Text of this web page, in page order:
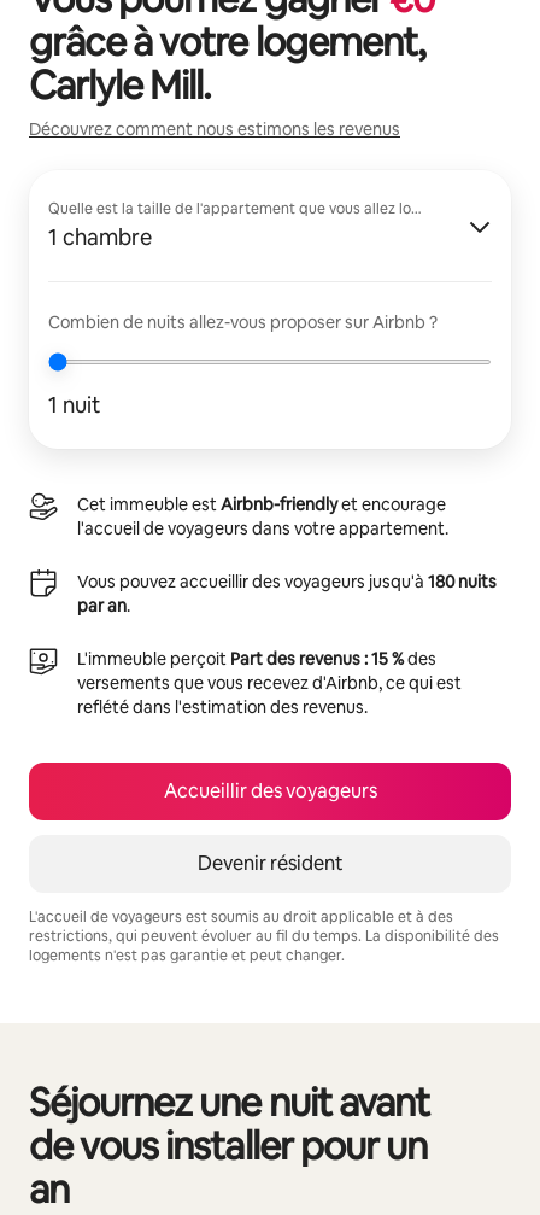
grâce à votre logement,
Carlyle Mill.
Découvrez comment nous estimons les revenus
Quelle est la taille de l'appartement que vous allez louer ?
1 chambre
Combien de nuits allez-vous proposer sur Airbnb ?
1 nuit
Cet immeuble estAirbnb-friendlyet encourage
l'accueil de voyageurs dans votre appartement.
Vous pouvez accueillir des voyageurs jusqu'à 180 nuits
par an.
L'immeuble perçoit Part des revenus : 15 %des
versements que vous recevez d'Airbnb, ce qui est
reflété dans l'estimation des revenus.
Accueillir des voyageurs
Devenir résident
L'accueil de voyageurs est soumis au droit applicable et à des
restrictions, qui peuvent évoluer au fil du temps. La disponibilité des
logements n'est pas garantie et peut changer.
Séjournez une nuit avant
de vous installer pour un
an
0 sur 0 élément visible